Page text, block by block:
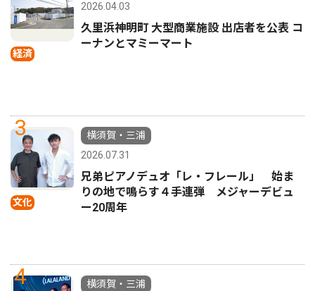
経済
2026.04.03
久里浜神明町 大型商業施設 出店者を公表 コ
ーナンとマミーマート
3
文化
横須賀・三浦
2026.07.31
兄弟ピアノデュオ「レ・フレール」 始ま
りの地で鳴らす４手連弾 メジャーデビュ
ー20周年
4
横須賀・三浦